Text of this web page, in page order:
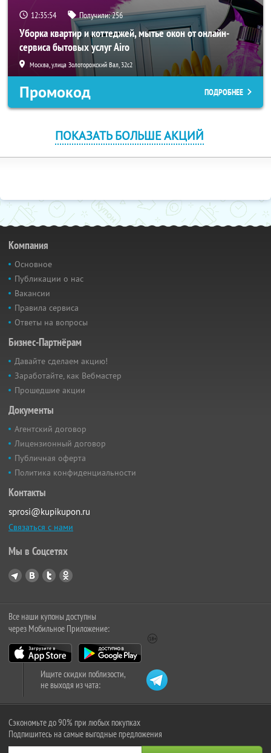
12:35:54 Получили:256
Уборка квартир и коттеджей, мытье окон от онлайн-
сервиса бытовых услуг Airo
Москва, улица Золоторожский Вал, 32с2
Промокод ПОДРОБНЕЕ
ПОКАЗАТЬ БОЛЬШЕ АКЦИЙ
Компания
Основное
Публикации о нас
Вакансии
Правила сервиса
Ответы на вопросы
Бизнес-Партнёрам
Давайте сделаем акцию!
Заработайте, как Вебмастер
Прошедшие акции
Документы
Агентский договор
Лицензионный договор
Публичная оферта
Политика конфиденциальности
Контакты
sprosi@kupikupon.ru
Связаться с нами
Мы в Соцсетях
Все наши купоны доступны
через Мобильное Приложение:
Ищите скидки поблизости,
не выходя из чата:
Сэкономьте до 90% при любых покупках
Подпишитесь на самые выгодные предложения